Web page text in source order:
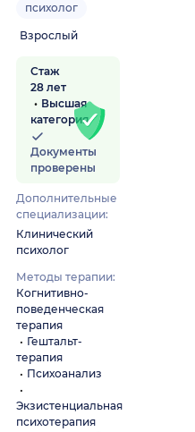
психолог
Взрослый
Стаж
28 лет
Высшая
категория
Документы
проверены
Дополнительные
специализации:
Клинический
психолог
Методы терапии:
Когнитивно-
поведенческая
терапия
Гештальт-
терапия
Психоанализ
Экзистенциальная
психотерапия